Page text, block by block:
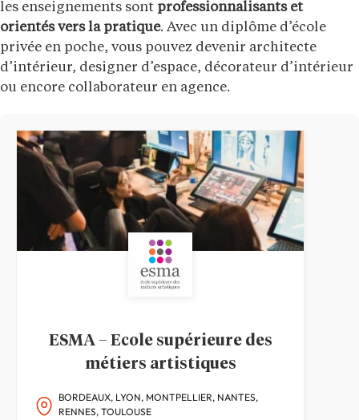
les enseignements sont professionnalisants et
orientés vers la pratique. Avec un diplôme d’école
privée en poche, vous pouvez devenir architecte
d’intérieur, designer d’espace, décorateur d’intérieur
ou encore collaborateur en agence.
ESMA – Ecole supérieure des
métiers artistiques
BORDEAUX, LYON, MONTPELLIER, NANTES,
RENNES, TOULOUSE